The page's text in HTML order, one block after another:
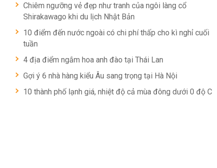
Chiêm ngưỡng vẻ đẹp như tranh của ngôi làng cổ
Shirakawago khi du lịch Nhật Bản
10 điểm đến nước ngoài có chi phí thấp cho kì nghỉ cuối
tuần
4 địa điểm ngắm hoa anh đào tại Thái Lan
Gợi ý 6 nhà hàng kiểu Âu sang trọng tại Hà Nội
10 thành phố lạnh giá, nhiệt độ cả mùa đông dưới 0 độ C